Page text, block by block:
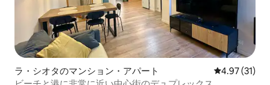
ラ・シオタのマンション・アパート レビュー31
4.97 (31)